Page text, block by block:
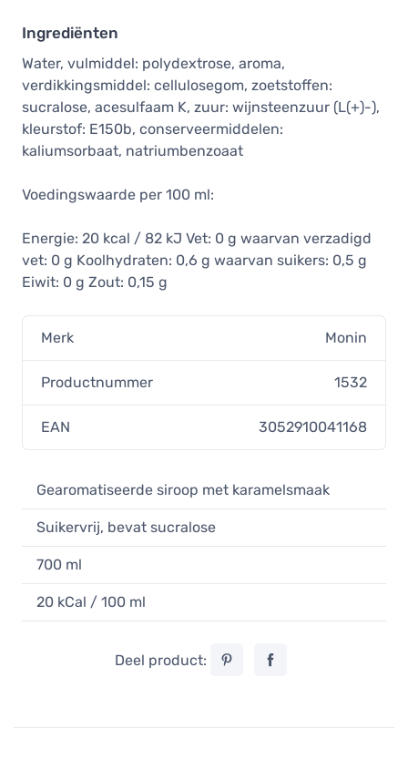
Ingrediënten
Water, vulmiddel: polydextrose, aroma,
verdikkingsmiddel: cellulosegom, zoetstoffen:
sucralose, acesulfaam K, zuur: wijnsteenzuur (L(+)-),
kleurstof: E150b, conserveermiddelen:
kaliumsorbaat, natriumbenzoaat
Voedingswaarde per 100 ml:
Energie: 20 kcal / 82 kJ Vet: 0 g waarvan verzadigd
vet: 0 g Koolhydraten: 0,6 g waarvan suikers: 0,5 g
Eiwit: 0 g Zout: 0,15 g
Merk Monin
Productnummer 1532
EAN 3052910041168
Gearomatiseerde siroop met karamelsmaak
Suikervrij, bevat sucralose
700 ml
20 kCal / 100 ml
Deel product: